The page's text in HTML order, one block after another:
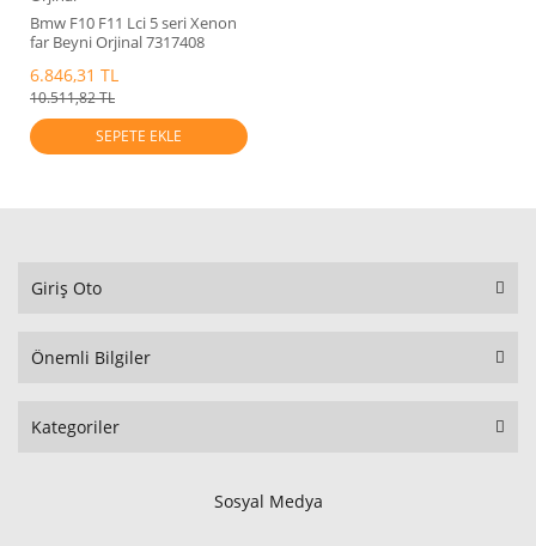
Bmw F10 F11 Lci 5 seri Xenon
far Beyni Orjinal 7317408
6.846,31 TL
10.511,82 TL
SEPETE EKLE
Giriş Oto
Önemli Bilgiler
Kategoriler
Sosyal Medya